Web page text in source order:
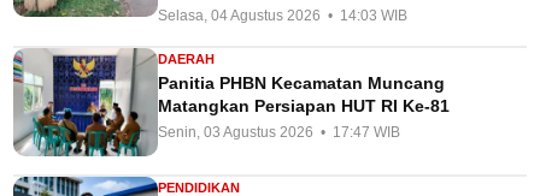
Selasa, 04 Agustus 2026 • 14:03 WIB
DAERAH
Panitia PHBN Kecamatan Muncang
Matangkan Persiapan HUT RI Ke-81
Senin, 03 Agustus 2026 • 17:47 WIB
PENDIDIKAN